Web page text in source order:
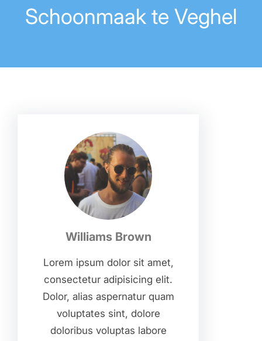
Schoonmaak te Veghel
Williams Brown
Lorem ipsum dolor sit amet,
consectetur adipisicing elit.
Dolor, alias aspernatur quam
voluptates sint, dolore
doloribus voluptas labore